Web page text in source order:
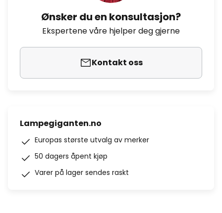
Ønsker du en konsultasjon?
Ekspertene våre hjelper deg gjerne
Kontakt oss
Lampegiganten.no
Europas største utvalg av merker
50 dagers åpent kjøp
Varer på lager sendes raskt